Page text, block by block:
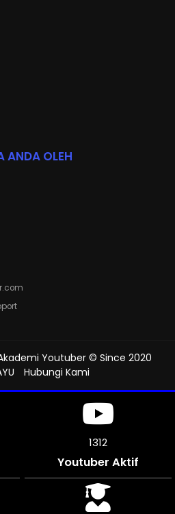
ANDA OLEH
Youtuber © Since 2020
Hubungi Kami
1312
Youtuber Aktif